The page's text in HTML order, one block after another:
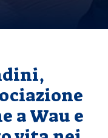
a Wau e